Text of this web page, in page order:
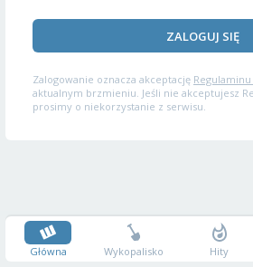
ZALOGUJ SIĘ
Zalogowanie oznacza akceptację
aktualnym brzmieniu. Jeśli nie akceptujesz
prosimy o niekorzystanie z serwisu.
Główna Wykopalisko Hity